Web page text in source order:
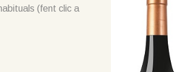
(fent clic a